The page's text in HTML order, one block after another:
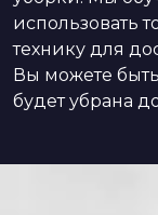
использовать
технику для
Вы можете
будет убрана